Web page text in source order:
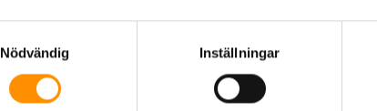
Nödvändig
Inställningar